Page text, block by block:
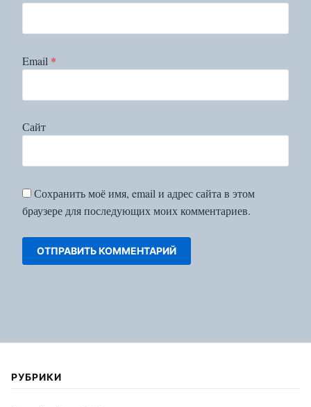
Email *
Сайт
Сохранить моё имя, email и адрес сайта в этом
браузере для последующих моих комментариев.
РУБРИКИ